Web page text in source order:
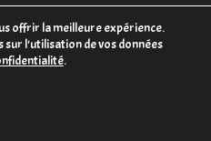
offrir la meilleure expérience.
l'utilisation de vos données
.